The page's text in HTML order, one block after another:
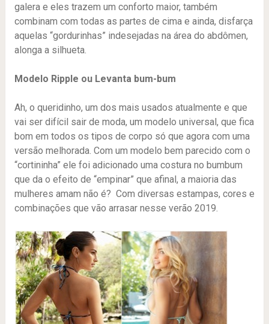
galera e eles trazem um conforto maior, também
combinam com todas as partes de cima e ainda, disfarça
aquelas “gordurinhas” indesejadas na área do abdômen,
alonga a silhueta.
Modelo Ripple ou Levanta bum-bum
Ah, o queridinho, um dos mais usados atualmente e que
vai ser difícil sair de moda, um modelo universal, que fica
bom em todos os tipos de corpo só que agora com uma
versão melhorada. Com um modelo bem parecido com o
“cortininha” ele foi adicionado uma costura no bumbum
que da o efeito de “empinar” que afinal, a maioria das
mulheres amam não é? Com diversas estampas, cores e
combinações que vão arrasar nesse verão 2019.